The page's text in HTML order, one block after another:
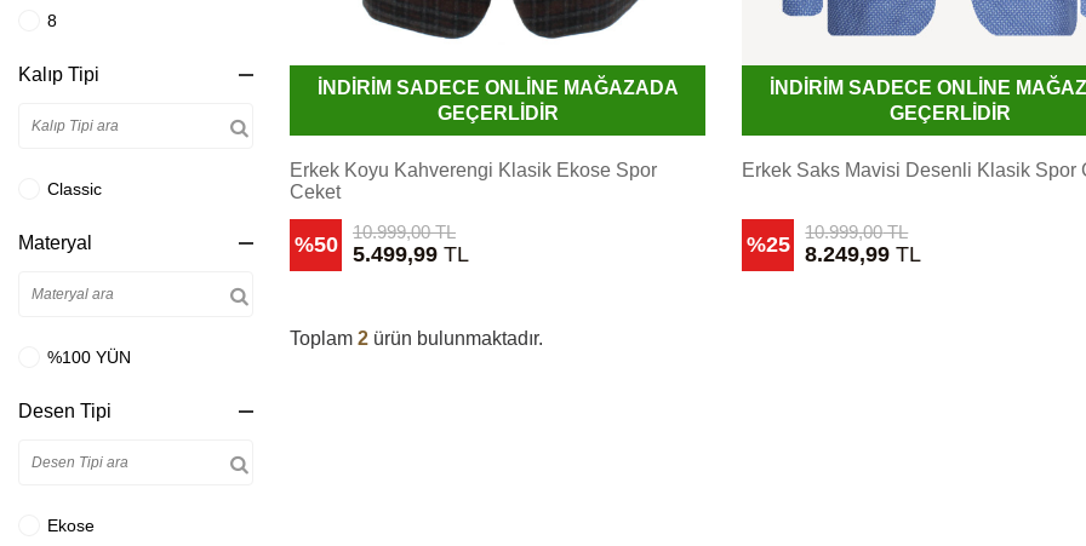
8
Kalıp Tipi
Classic
Materyal
%100 YÜN
Desen Tipi
Ekose
İNDİRİM SADECE ONLİNE MAĞAZADA
GEÇERLİDİR
Erkek Koyu Kahverengi Klasik Ekose Spor
Ceket
%50
10.999,00TL
5.499,99 TL
İNDİRİM SADECE ONLİNE
GEÇERLİDİR
Erkek Saks Mavisi Desenli Klasik Spor
%25
10.999,00TL
8.249,99 TL
Toplam 2 ürün bulunmaktadır.